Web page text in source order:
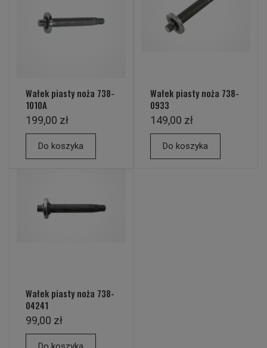
Wałek piasty noża 738-
1010A
199,00 zł
Do koszyka
Wałek piasty noża 738-
0933
149,00 zł
Do koszyka
Wałek piasty noża 738-
04241
99,00 zł